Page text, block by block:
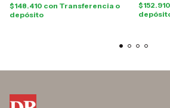
$148.410 con Transferencia o
depósito
$152.910